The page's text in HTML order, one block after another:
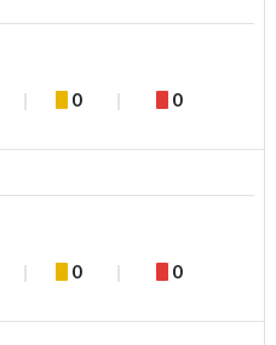
0 0
0 0